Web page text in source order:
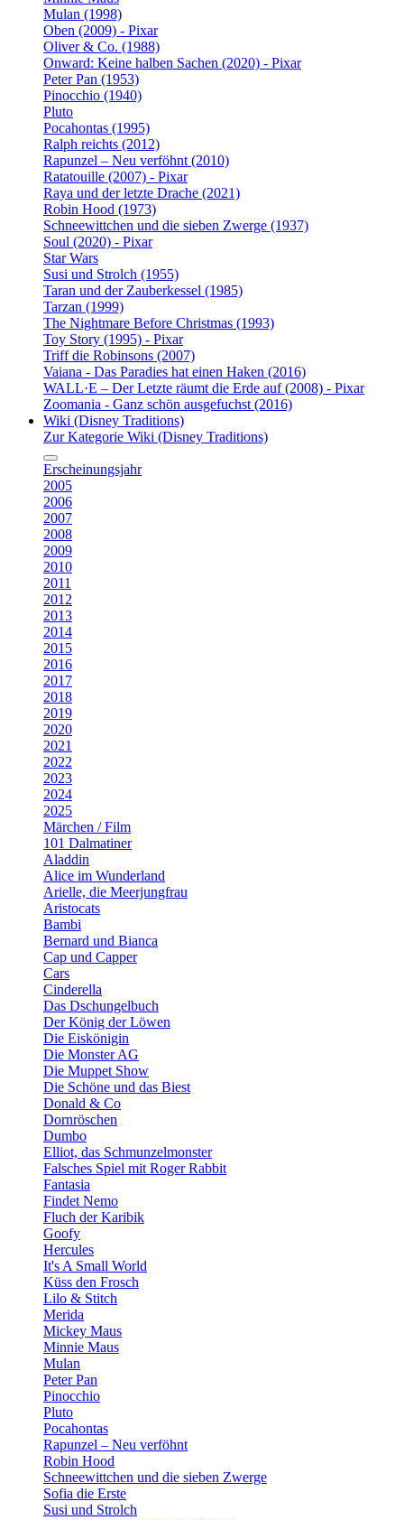
Mulan (1998)
Oben (2009) - Pixar
Oliver & Co. (1988)
Onward: Keine halben Sachen (2020) - Pixar
Peter Pan (1953)
Pinocchio (1940)
Pluto
Pocahontas (1995)
Ralph reichts (2012)
Rapunzel – Neu verföhnt (2010)
Ratatouille (2007) - Pixar
Raya und der letzte Drache (2021)
Robin Hood (1973)
Schneewittchen und die sieben Zwerge (1937)
Soul (2020) - Pixar
Star Wars
Susi und Strolch (1955)
Taran und der Zauberkessel (1985)
Tarzan (1999)
The Nightmare Before Christmas (1993)
Toy Story (1995) - Pixar
Triff die Robinsons (2007)
Vaiana - Das Paradies hat einen Haken (2016)
WALL·E – Der Letzte räumt die Erde auf (2008) - Pixar
Zoomania - Ganz schön ausgefuchst (2016)
Wiki (Disney Traditions)
Zur Kategorie Wiki (Disney Traditions)
Erscheinungsjahr
2005
2006
2007
2008
2009
2010
2011
2012
2013
2014
2015
2016
2017
2018
2019
2020
2021
2022
2023
2024
2025
Märchen / Film
101 Dalmatiner
Aladdin
Alice im Wunderland
Arielle, die Meerjungfrau
Aristocats
Bambi
Bernard und Bianca
Cap und Capper
Cars
Cinderella
Das Dschungelbuch
Der König der Löwen
Die Eiskönigin
Die Monster AG
Die Muppet Show
Die Schöne und das Biest
Donald & Co
Dornröschen
Dumbo
Elliot, das Schmunzelmonster
Falsches Spiel mit Roger Rabbit
Fantasia
Findet Nemo
Fluch der Karibik
Goofy
Hercules
It's A Small World
Küss den Frosch
Lilo & Stitch
Merida
Mickey Maus
Minnie Maus
Mulan
Peter Pan
Pinocchio
Pluto
Pocahontas
Rapunzel – Neu verföhnt
Robin Hood
Schneewittchen und die sieben Zwerge
Sofia die Erste
Susi und Strolch